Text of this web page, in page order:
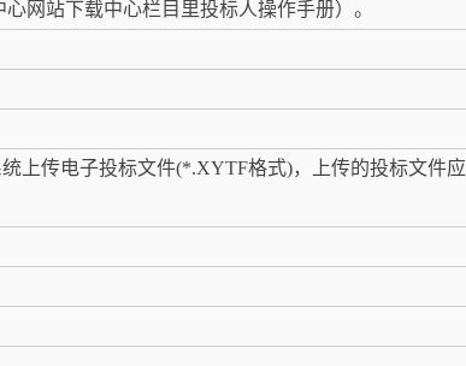
网站下载中心栏目里投标人操作手册）。
上传电子投标文件(*.XYTF格式)，上传的投标文件